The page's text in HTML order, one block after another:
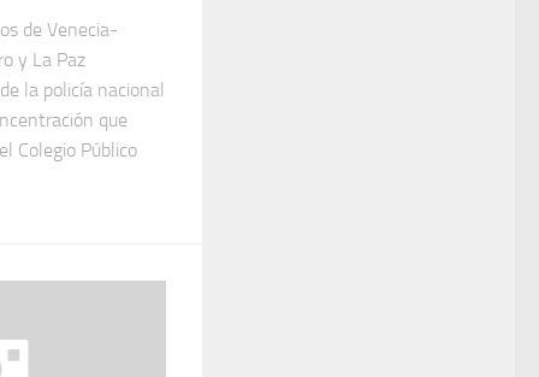
de Venecia-
y La Paz
la policía nacional
que
Colegio Público